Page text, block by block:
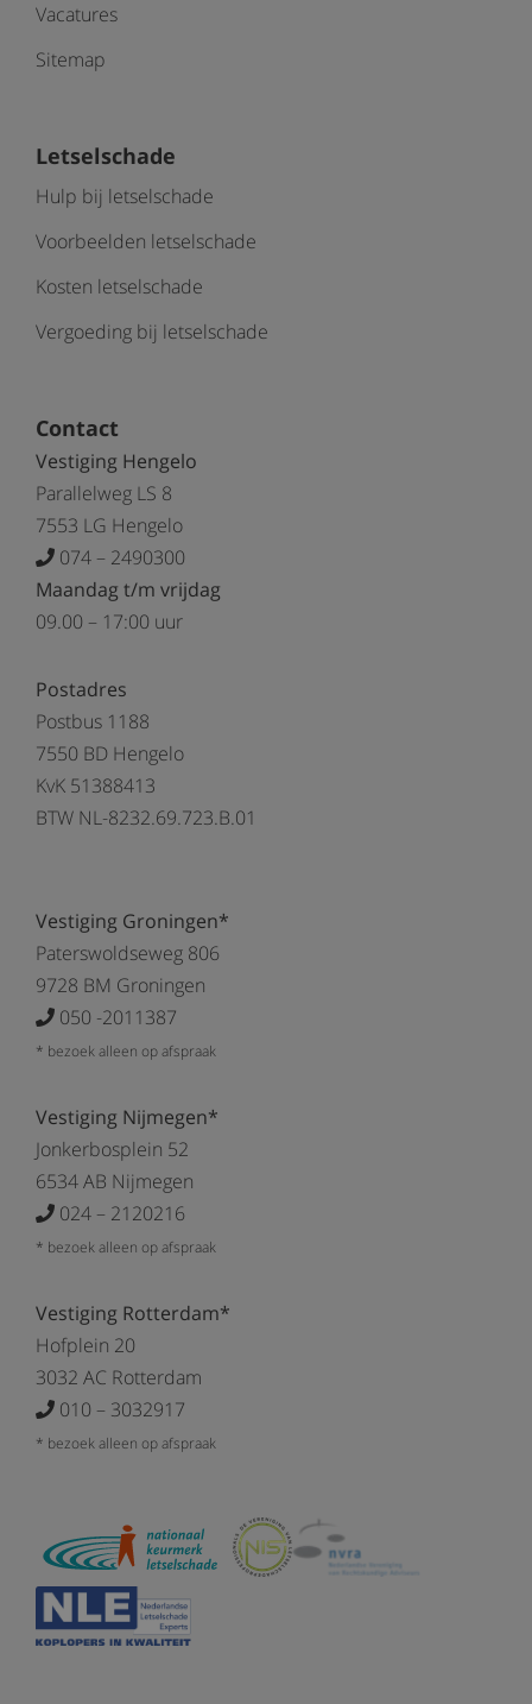
Vacatures
Sitemap
Letselschade
Hulp bij letselschade
Voorbeelden letselschade
Kosten letselschade
Vergoeding bij letselschade
Contact
Vestiging Hengelo
Parallelweg LS 8
7553 LG Hengelo
074 – 2490300
Maandag t/m vrijdag
09.00 – 17:00 uur
Postadres
Postbus 1188
7550 BD Hengelo
KvK 51388413
BTW NL-8232.69.723.B.01
Vestiging Groningen*
Paterswoldseweg 806
9728 BM Groningen
050 -2011387
* bezoek alleen op afspraak
Vestiging Nijmegen*
Jonkerbosplein 52
6534 AB Nijmegen
024 – 2120216
* bezoek alleen op afspraak
Vestiging Rotterdam*
Hofplein 20
3032 AC Rotterdam
010 – 3032917
* bezoek alleen op afspraak